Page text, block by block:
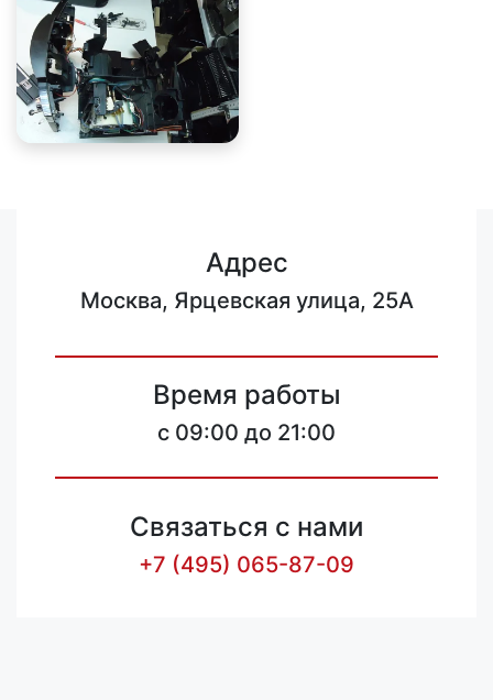
Адрес
Москва, Ярцевская улица, 25А
Время работы
c 09:00 до 21:00
Связаться с нами
+7 (495) 065-87-09